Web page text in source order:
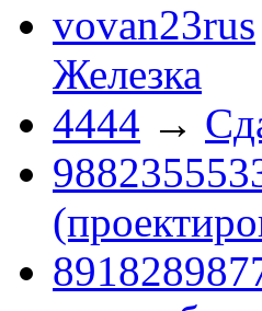
vovan23rus
Железка
4444 →